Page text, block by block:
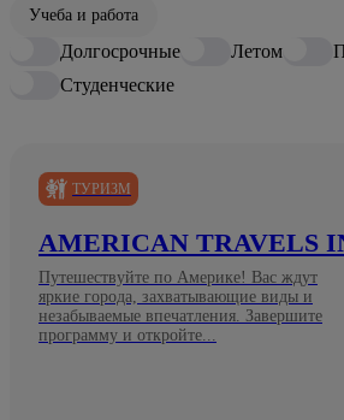
Учеба и работа
Долгосрочные Летом
Студенческие
ТУРИЗМ
AMERICAN TRAVELS
Путешествуйте по Америке! Вас ждут
яркие города, захватывающие виды и
незабываемые впечатления. Завершите
программу и откройте...